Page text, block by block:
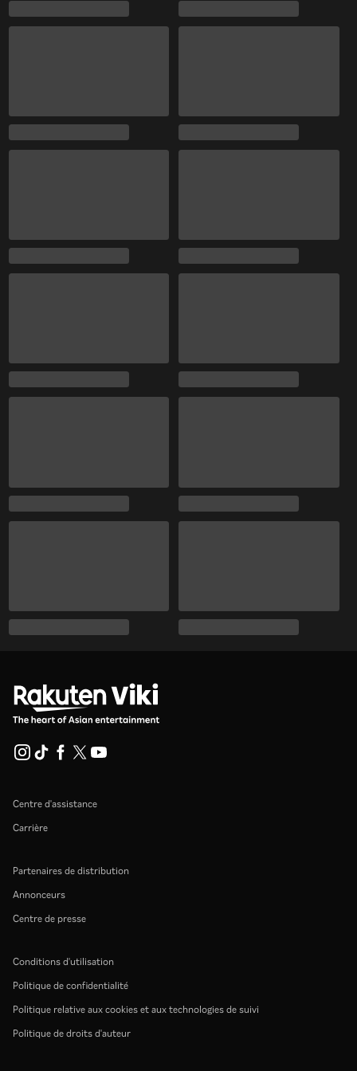
Centre d'assistance
Carrière
Partenaires de distribution
Annonceurs
Centre de presse
Conditions d'utilisation
Politique de confidentialité
Politique relative aux cookies et aux technologies de suivi
Politique de droits d'auteur